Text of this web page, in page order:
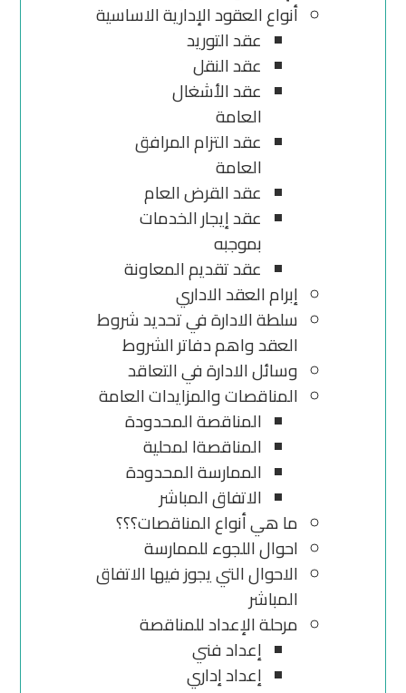
أنواع العقود الإدارية الاساسية
عقد التوريد
عقد النقل
عقد الأشغال
العامة
عقد التزام المرافق
العامة
عقد القرض العام
عقد إيجار الخدمات
بموجبه
عقد تقديم المعاونة
إبرام العقد الاداري
سلطة الادارة في تحديد شروط
العقد واهم دفاتر الشروط
وسائل الادارة في التعاقد
المناقصات والمزايدات العامة
المناقصة المحدودة
المناقصةا لمحلية
الممارسة المحدودة
الاتفاق المباشر
ما هي أنواع المناقصات؟؟؟
احوال اللجوء للممارسة
الاحوال التي يجوز فيها الاتفاق
المباشر
مرحلة الإعداد للمناقصة
إعداد فني
إعداد إداري